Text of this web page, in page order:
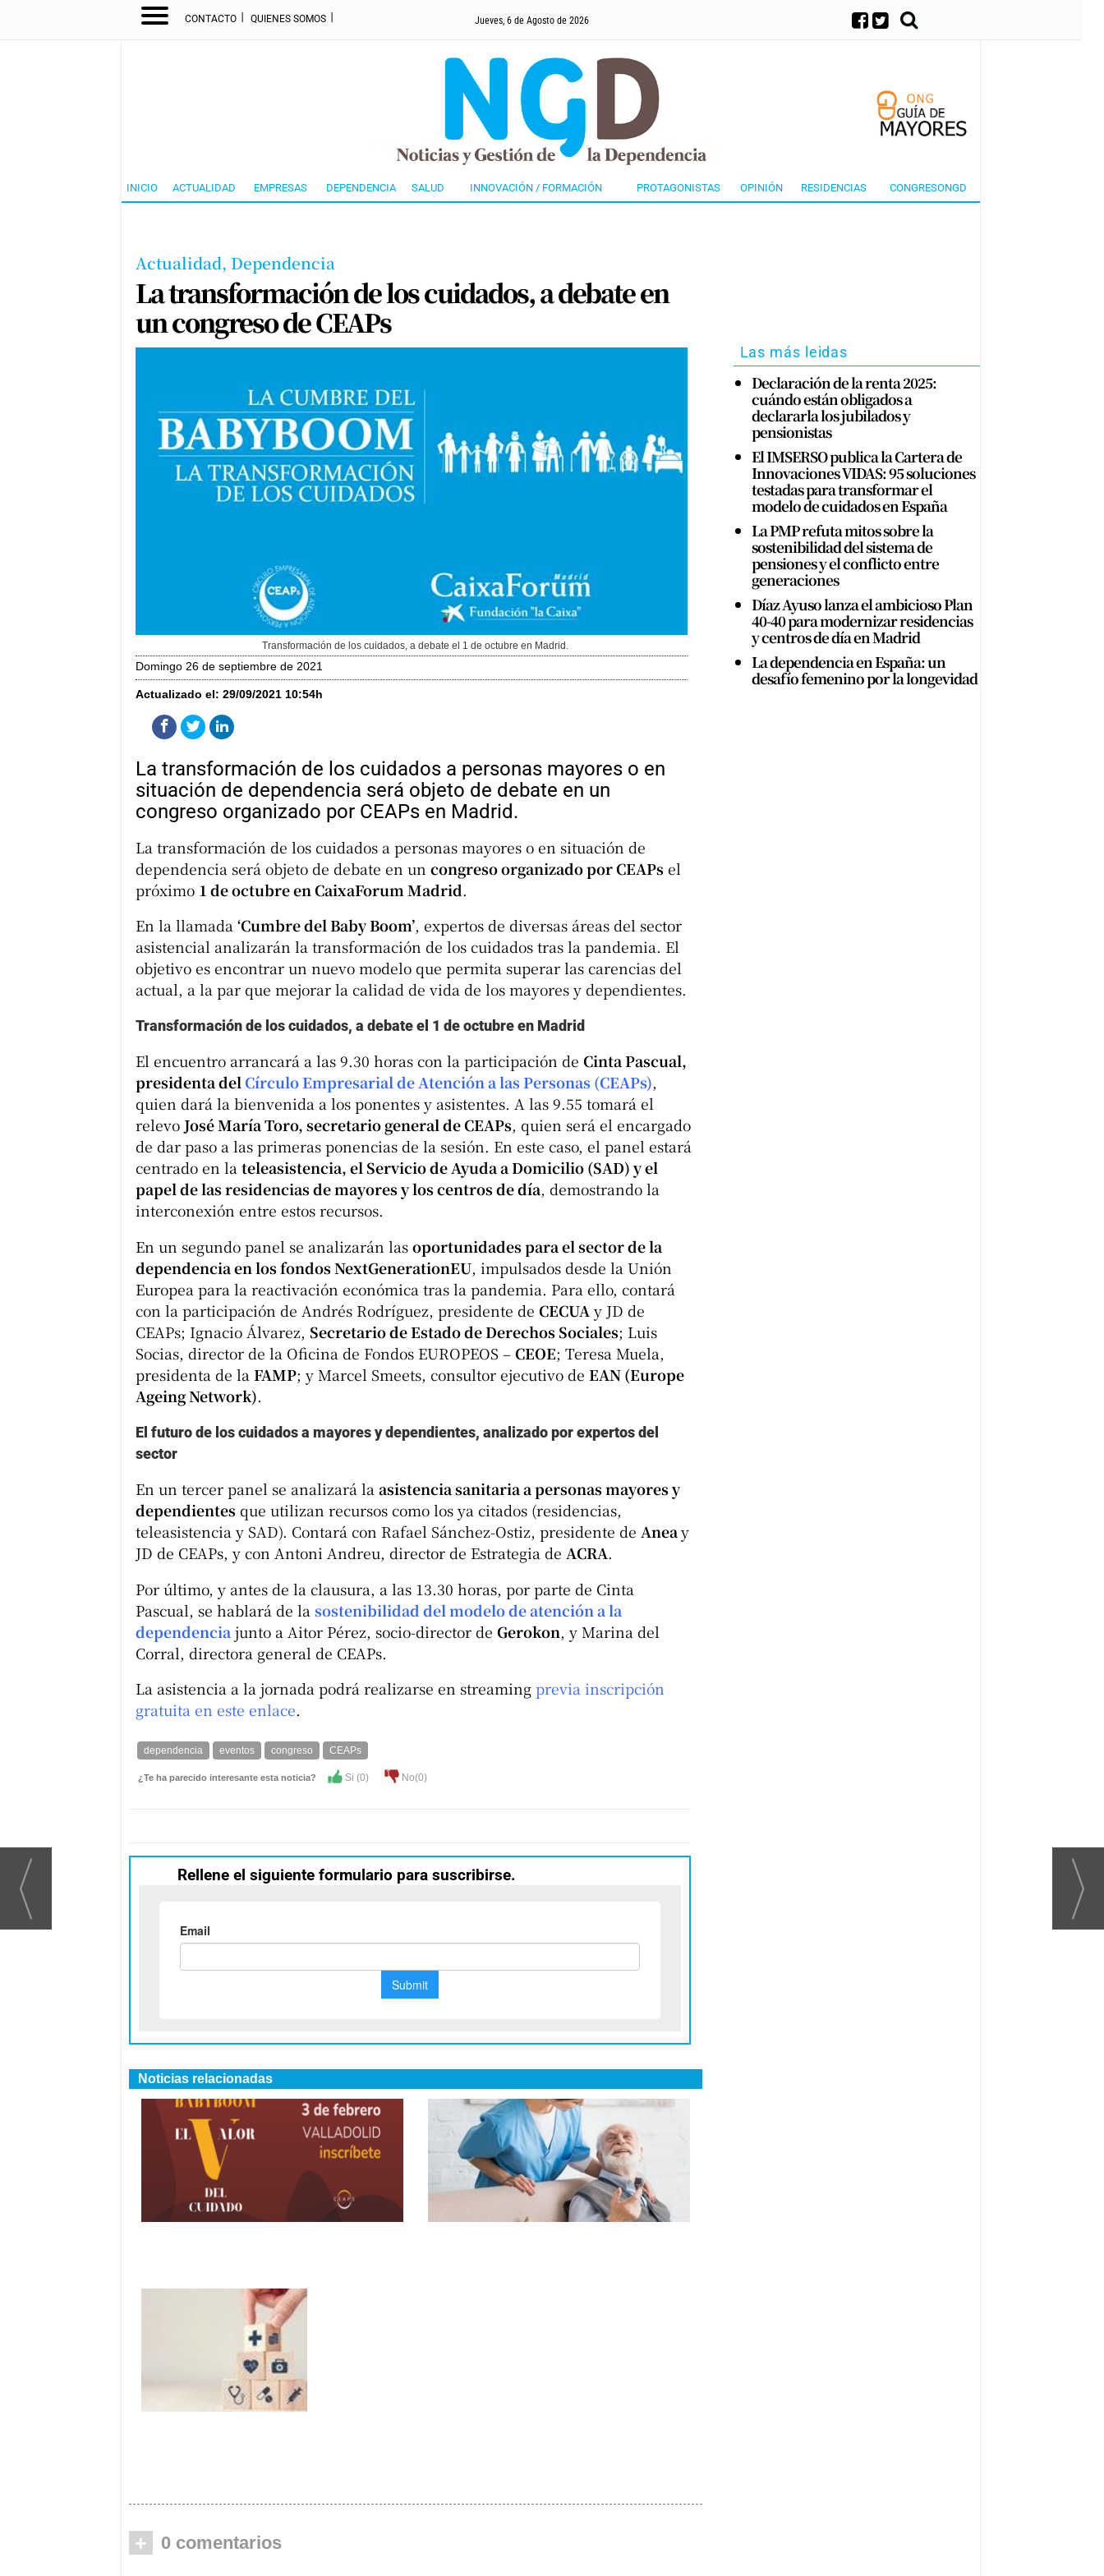
CONTACTO I QUIENES SOMOS I Jueves, 6 de Agosto de 2026
INICIO ACTUALIDAD EMPRESAS DEPENDENCIA SALUD INNOVACIÓN / FORMACIÓN PROTAGONISTAS OPINIÓN RESIDENCIAS CONGRESONGD
Actualidad, Dependencia
La transformación de los cuidados, a debate en
un congreso de CEAPs
Transformación de los cuidados, a debate el 1 de octubre en Madrid.
domingo 26 de septiembre de 2021
Actualizado el: 29/09/2021 10:54h
La transformación de los cuidados a personas mayores o en
situación de dependencia será objeto de debate en un
congreso organizado por CEAPs en Madrid.
La transformación de los cuidados a personas mayores o en situación de
dependencia será objeto de debate en un congreso organizado por CEAPsel
próximo 1 de octubre en CaixaForum Madrid.
En la llamada ‘Cumbre del Baby Boom’, expertos de diversas áreas del sector
asistencial analizarán la transformación de los cuidados tras la pandemia. El
objetivo es encontrar un nuevo modelo que permita superar las carencias del
actual, a la par que mejorar la calidad de vida de los mayores y dependientes.
Transformación de los cuidados, a debate el 1 de octubre en Madrid
El encuentro arrancará a las 9.30 horas con la participación de Cinta Pascual,
presidenta delCírculo Empresarial de Atención a las Personas (CEAPs),
quien dará la bienvenida a los ponentes y asistentes. A las 9.55 tomará el
relevo José María Toro, secretario general de CEAPs, quien será el encargado
de dar paso a las primeras ponencias de la sesión. En este caso, el panel estará
centrado en la teleasistencia, el Servicio de Ayuda a Domicilio (SAD) y el
papel de las residencias de mayores y los centros de día, demostrando la
interconexión entre estos recursos.
En un segundo panel se analizarán las oportunidades para el sector de la
dependencia en los fondos NextGenerationEU, impulsados desde la Unión
Europea para la reactivación económica tras la pandemia. Para ello, contará
con la participación de Andrés Rodríguez, presidente de CECUA y JD de
CEAPs; Ignacio Álvarez, Secretario de Estado de Derechos Sociales; Luis
Socias, director de la Oficina de Fondos EUROPEOS – CEOE; Teresa Muela,
presidenta de la FAMP; y Marcel Smeets, consultor ejecutivo de EAN (Europe
Ageing Network).
El futuro de los cuidados a mayores y dependientes, analizado por expertos del
sector
En un tercer panel se analizará la asistencia sanitaria a personas mayores y
dependientesque utilizan recursos como los ya citados (residencias,
teleasistencia y SAD). Contará con Rafael Sánchez-Ostiz, presidente de Aneay
JD de CEAPs, y con Antoni Andreu, director de Estrategia de ACRA.
Por último, y antes de la clausura, a las 13.30 horas, por parte de Cinta
Pascual, se hablará de la sostenibilidad del modelo de atención a la
dependencia junto a Aitor Pérez, socio-director de Gerokon, y Marina del
Corral, directora general de CEAPs.
La asistencia a la jornada podrá realizarse en streaming previa inscripción
gratuita en este enlace.
dependencia eventos congreso CEAPs
¿Te ha parecido interesante esta noticia? Si (0) No(0)
Rellene el siguiente formulario para suscribirse.
Noticias relacionadas
+ 0 comentarios
Las más leidas
Declaración de la renta 2025:
cuándo están obligados a
declararla los jubilados y
pensionistas
El IMSERSO publica la Cartera de
Innovaciones VIDAS: 95 soluciones
testadas para transformar el
modelo de cuidados en España
La PMP refuta mitos sobre la
sostenibilidad del sistema de
pensiones y el conflicto entre
generaciones
Díaz Ayuso lanza el ambicioso Plan
40-40 para modernizar residencias
y centros de día en Madrid
La dependencia en España: un
desafío femenino por la longevidad